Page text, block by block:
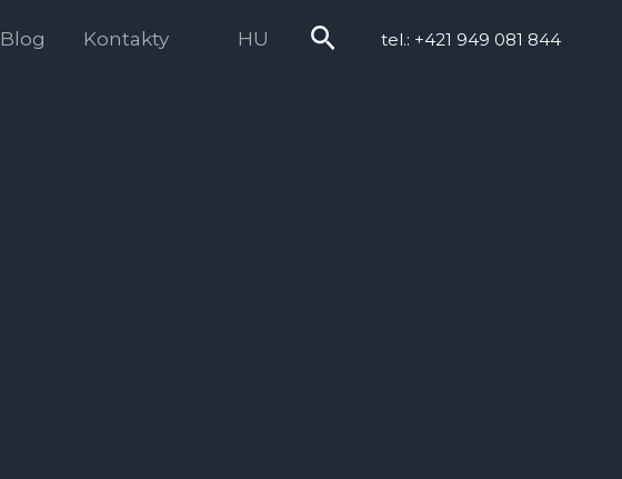
Blog Kontakty HU Hľadaťtel.: +421 949 081 844